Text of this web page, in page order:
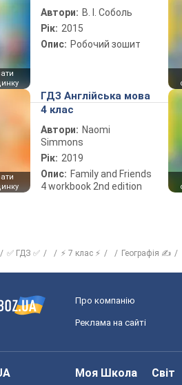
Автори: В. І. Соболь
Рік: 2015
Опис: Робочий зошит
ГДЗ Англійська мова
4 клас
Автори: Naomi
Simmons
Рік: 2019
Опис: Family and Friends
4 workbook 2nd edition
✅ ГДЗ ✅ ⚡ 7 клас ⚡ Географія ✍
Про компанію
Реклама на сайті
Моя Школа Світ